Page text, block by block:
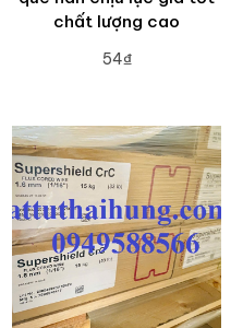
chất lượng cao
54₫